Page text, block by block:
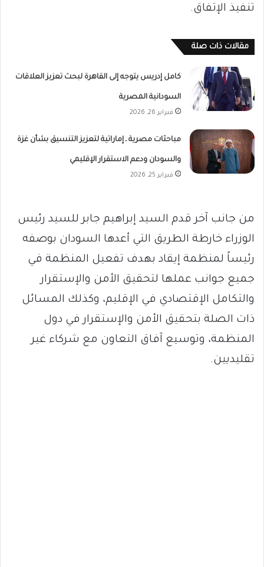
تنفيذ الإتفاق.
مقالات ذات صلة
كامل إدريس يتوجه إلى القاهرة لبحث تعزيز العلاقات
السودانية المصرية
فبراير 26, 2026
مباحثات مصرية ـ إماراتية لتعزيز التنسيق بشأن غزة
والسودان ودعم الاستقرار الإقليمي
فبراير 25, 2026
من جانب آخر قدم السيد إبراهيم جابر للسيد رئيس
الوزراء خارطة الطريق التي أعدها السودان بوصفه
رئيساً لمنظمة إيقاد بهدف تفعيل المنظمة في
جميع جوانب عملها لتحقيق الأمن والإستقرار
والتكامل الإقتصادي في الإقليم، وكذلك المسائل
ذات الصلة بتحقيق الأمن والإستقرار في دول
المنظمة، وتوسيع آفاق التعاون مع شركاء غير
تقليديين.